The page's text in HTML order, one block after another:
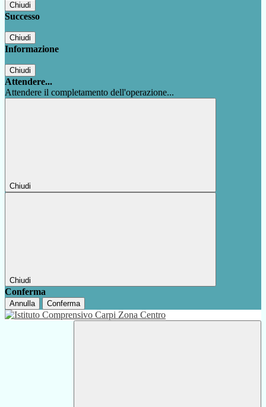
Chiudi
Successo
Chiudi
Informazione
Chiudi
Attendere...
Attendere il completamento dell'operazione...
Chiudi
Chiudi
Conferma
Annulla Conferma